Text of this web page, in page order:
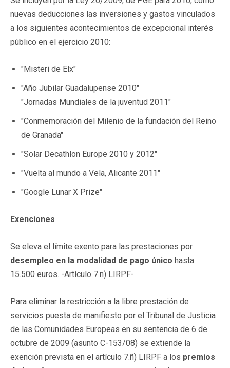
nuevas deducciones las inversiones y gastos vinculados
a los siguientes acontecimientos de excepcional interés
público en el ejercicio 2010:
"Misteri de Elx"
"Año Jubilar Guadalupense 2010"
"Jornadas Mundiales de la juventud 2011"
"Conmemoración del Milenio de la fundación del Reino
de Granada"
"Solar Decathlon Europe 2010 y 2012"
"Vuelta al mundo a Vela, Alicante 2011"
"Google Lunar X Prize"
Exenciones
Se eleva el límite exento para las prestaciones por
desempleo en la modalidad de pago único hasta
15.500 euros. -Artículo 7.n) LIRPF-
Para eliminar la restricción a la libre prestación de
servicios puesta de manifiesto por el Tribunal de Justicia
de las Comunidades Europeas en su sentencia de 6 de
octubre de 2009 (asunto C-153/08) se extiende la
exención prevista en el artículo 7.ñ) LIRPF a los premios